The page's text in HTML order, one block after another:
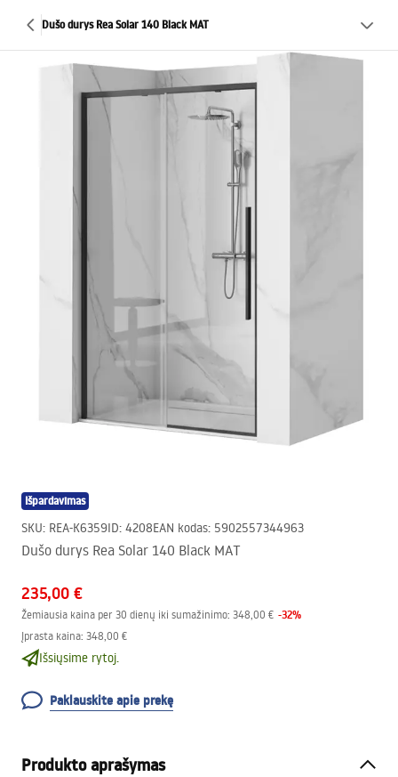
Dušo durys Rea Solar 140 Black MAT
Išpardavimas
SKU: REA-K6359ID: 4208EAN kodas: 5902557344963
Dušo durys Rea Solar 140 Black MAT
235,00 €
Žemiausia kaina per 30 dienų iki sumažinimo: 348,00 € -32%
Įprasta kaina: 348,00 €
Išsiųsime rytoj.
Paklauskite apie prekę
Produkto aprašymas